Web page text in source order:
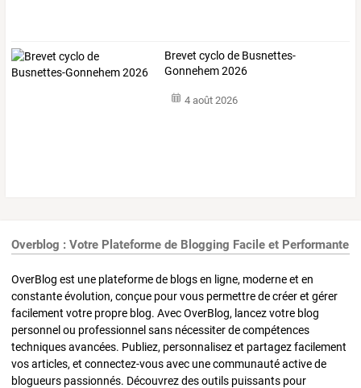
Brevet cyclo de Busnettes-
Gonnehem 2026
4 août 2026
Overblog : Votre Plateforme de Blogging Facile et Performante
OverBlog est une plateforme de blogs en ligne, moderne et en
constante évolution, conçue pour vous permettre de créer et gérer
facilement votre propre blog. Avec OverBlog, lancez votre blog
personnel ou professionnel sans nécessiter de compétences
techniques avancées. Publiez, personnalisez et partagez facilement
vos articles, et connectez-vous avec une communauté active de
blogueurs passionnés. Découvrez des outils puissants pour